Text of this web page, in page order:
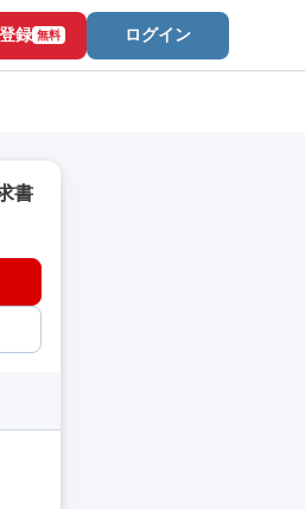
録 無料 ログイン
書